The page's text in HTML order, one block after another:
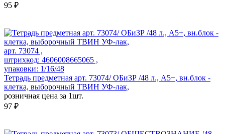
95 ₽
арт. 73074 ,
штрихкод: 4606008665065 ,
упаковки: 1/16/48
Тетрадь предметная арт. 73074/ ОБиЗР /48 л., А5+, вн.блок -
клетка, выборочный ТВИН УФ-лак,
розничная цена за 1шт.
97 ₽